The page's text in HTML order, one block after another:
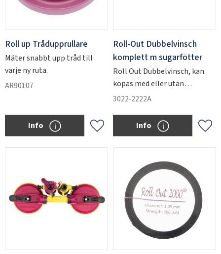
Roll up Trådupprullare
Mäter snabbt upp tråd till
varje ny ruta.
AR90107
Add to favorites
Info
Roll-Out Dubbelvinsch
komplett m sugarfötter
Roll Out Dubbelvinsch, kan
köpas med eller utan
sugkoppar.
3022-2222A
Add
Info